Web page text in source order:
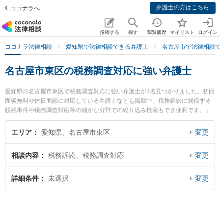
ココナラへ 弁護士の方はこちら
投稿する 探す 閲覧履歴 マイリスト ログイン
ココナラ法律相談 愛知県で法律相談できる弁護士 名古屋市で法律相談
名古屋市東区の税務調査対応に強い弁護士
愛知県の名古屋市東区で税務調査対応に強い弁護士が3名見つかりました。初回
面談無料や休日面談に対応している弁護士なども掲載中。税務訴訟に関係する
脱税事件や税務調査対応等の細かな分野での絞り込み検索もでき便利です。』
特に河村法律事務所の河村 潔俊弁護士や安藤・中尾・中村法律事務所の安藤 恭
平弁護士、安藤・中尾・中村法律事務所の中村 正俊弁護士のプロフィール情報
対応のトラブル解決の実績豊富な近くの弁護士を検索したい』『初回相談無料
で税務調査対応を法律相談できる名古屋市東区内の弁護士に相談予約したい』
などでお困りの相談者さんにおすすめです。
エリア 愛知県、名古屋市東区 変更
相談内容 税務訴訟、税務調査対応 変更
詳細条件 未選択 変更